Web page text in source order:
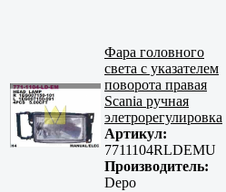
Фара головного
света с указателем
поворота правая
Scania ручная
элетрорегулировка
Артикул:
7711104RLDEMU
Производитель:
Depo